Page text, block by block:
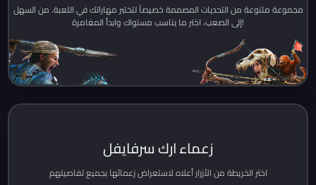
مجموعة متنوعة من التحديات المصممة خصيصاً لتختبر مهاراتك في اللعبة. من السهل
إلى الصعب، اختر ما يناسب مستواك وابدأ المغامرة!
زعماء ارك سرفايفل
اختر الخريطة من الأزرار أعلاه لاستعراض زعمائها بجميع تفاصيلهم